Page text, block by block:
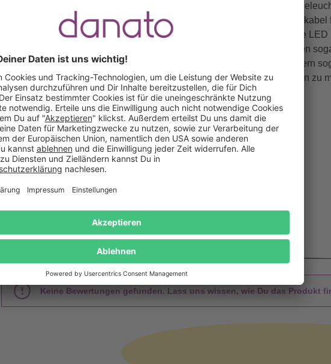
Das Besondere an Deiner
dass die Lampe ohne
werden kann. Das sparsame
schaltet sich nach 15 Minuten
mit dem Nachtlicht - LED Stern
und braucht Dir keine Sorgen zu
Gratis Versand ab
Mindestbestellwert
Kauf auf
Rechnung
Das sagen unsere Kunden
Keine Bewertungen gefunden. Lass uns wissen, wie Du das Produkt